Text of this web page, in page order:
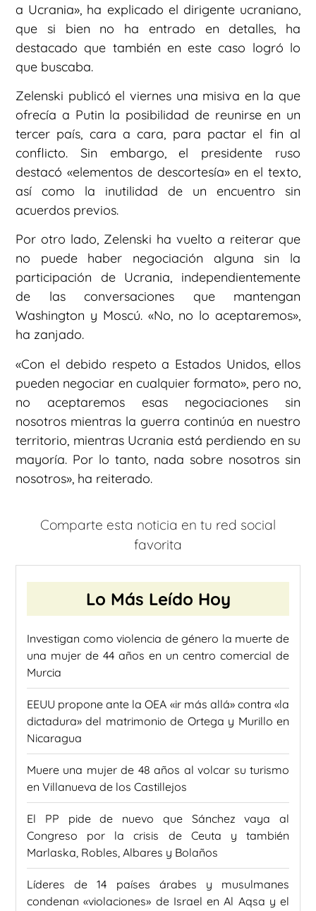
a Ucrania», ha explicado el dirigente ucraniano,
que si bien no ha entrado en detalles, ha
destacado que también en este caso logró lo
que buscaba.
Zelenski publicó el viernes una misiva en la que
ofrecía a Putin la posibilidad de reunirse en un
tercer país, cara a cara, para pactar el fin al
conflicto. Sin embargo, el presidente ruso
destacó «elementos de descortesía» en el texto,
así como la inutilidad de un encuentro sin
acuerdos previos.
Por otro lado, Zelenski ha vuelto a reiterar que
no puede haber negociación alguna sin la
participación de Ucrania, independientemente
de las conversaciones que mantengan
Washington y Moscú. «No, no lo aceptaremos»,
ha zanjado.
«Con el debido respeto a Estados Unidos, ellos
pueden negociar en cualquier formato», pero no,
no aceptaremos esas negociaciones sin
nosotros mientras la guerra continúa en nuestro
territorio, mientras Ucrania está perdiendo en su
mayoría. Por lo tanto, nada sobre nosotros sin
nosotros», ha reiterado.
Comparte esta noticia en tu red social
favorita
Lo Más Leído Hoy
Investigan como violencia de género la muerte de
una mujer de 44 años en un centro comercial de
Murcia
EEUU propone ante la OEA «ir más allá» contra «la
dictadura» del matrimonio de Ortega y Murillo en
Nicaragua
Muere una mujer de 48 años al volcar su turismo
en Villanueva de los Castillejos
El PP pide de nuevo que Sánchez vaya al
Congreso por la crisis de Ceuta y también
Marlaska, Robles, Albares y Bolaños
Líderes de 14 países árabes y musulmanes
condenan «violaciones» de Israel en Al Aqsa y el